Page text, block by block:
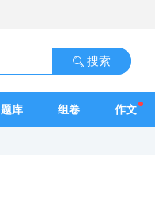
搜索
题库 组卷 作文